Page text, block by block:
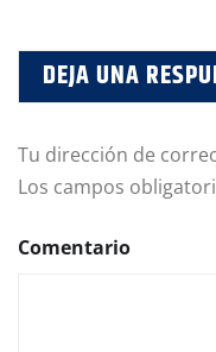
DEJA UNA
Tu dirección de
Los campos
Comentario